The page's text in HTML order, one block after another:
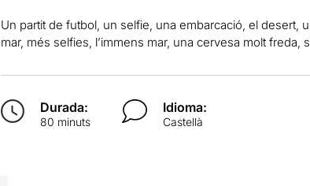
Un partit de futbol, un selfie , una embarcació , el desert,
mar, més selfies , l’immens mar, una cervesa molt freda ,
Durada:
80 minuts
Idioma:
Castellà